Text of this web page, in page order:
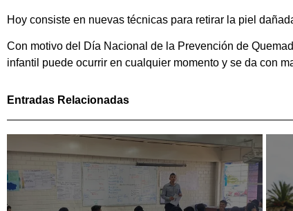
Hoy consiste en nuevas técnicas para retirar la piel
Con motivo del Día Nacional de la Prevención de
infantil puede ocurrir en cualquier momento y se da con
Entradas Relacionadas